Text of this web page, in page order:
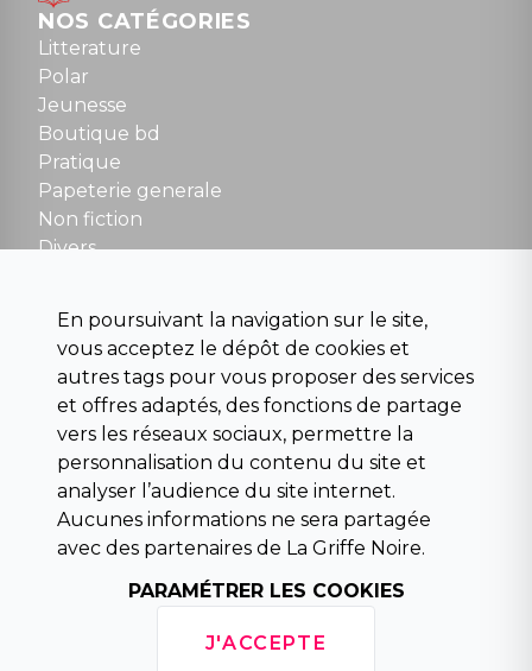
Dimanche : 10h30 à 12h30
Tel : 01 48 89 13 88
Fermé le dimanche en Juillet et Août
NOUS CONTACTER
contact@la-griffe-noire.com
NOS CATÉGORIES
Litterature
Polar
Jeunesse
Boutique bd
Pratique
Papeterie generale
Non fiction
Divers
Para scolaire
Histoire
Pochoteque
Pleiade
INFORMATIONS
Droit de rétractation
Conditions générales de vente
Mentions légales
Horaires d'ouverture
En poursuivant la navigation sur le site,
vous acceptez le dépôt de cookies et
autres tags pour vous proposer des services
et offres adaptés, des fonctions de partage
vers les réseaux sociaux, permettre la
personnalisation du contenu du site et
analyser l’audience du site internet.
Aucunes informations ne sera partagée
avec des partenaires de La Griffe Noire.
PARAMÉTRER LES COOKIES
J'ACCEPTE